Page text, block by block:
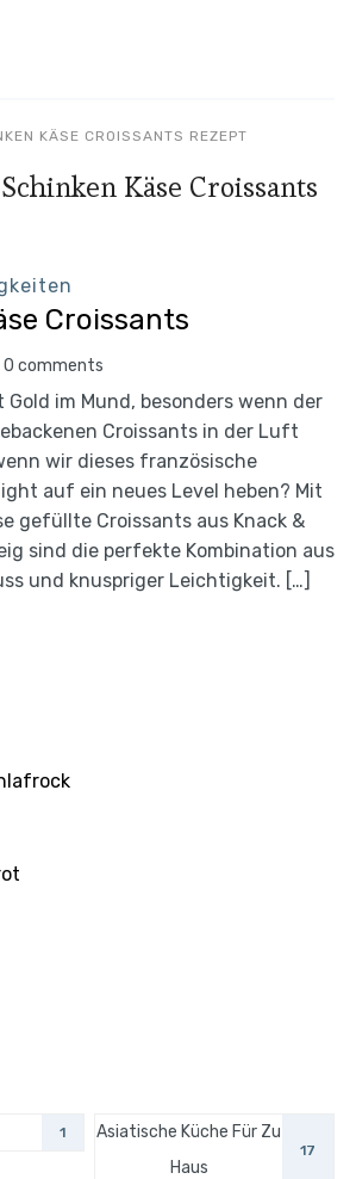
KÄSE CROISSANTS REZEPT
Schinken Käse Croissants
Croissants
0 comments
Gold im Mund, besonders wenn der
Croissants in der Luft
wir dieses französische
auf ein neues Level heben? Mit
gefüllte Croissants aus Knack &
sind die perfekte Kombination aus
und knuspriger Leichtigkeit. […]
1
Asiatische Küche Für Zu
Haus
17